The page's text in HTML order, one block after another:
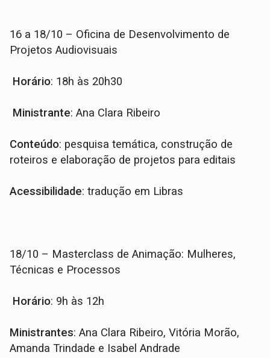
16 a 18/10 – Oficina de Desenvolvimento de
Projetos Audiovisuais
Horário: 18h às 20h30
Ministrante: Ana Clara Ribeiro
Conteúdo: pesquisa temática, construção de
roteiros e elaboração de projetos para editais
Acessibilidade: tradução em Libras
18/10 – Masterclass de Animação: Mulheres,
Técnicas e Processos
Horário: 9h às 12h
Ministrantes: Ana Clara Ribeiro, Vitória Morão,
Amanda Trindade e Isabel Andrade